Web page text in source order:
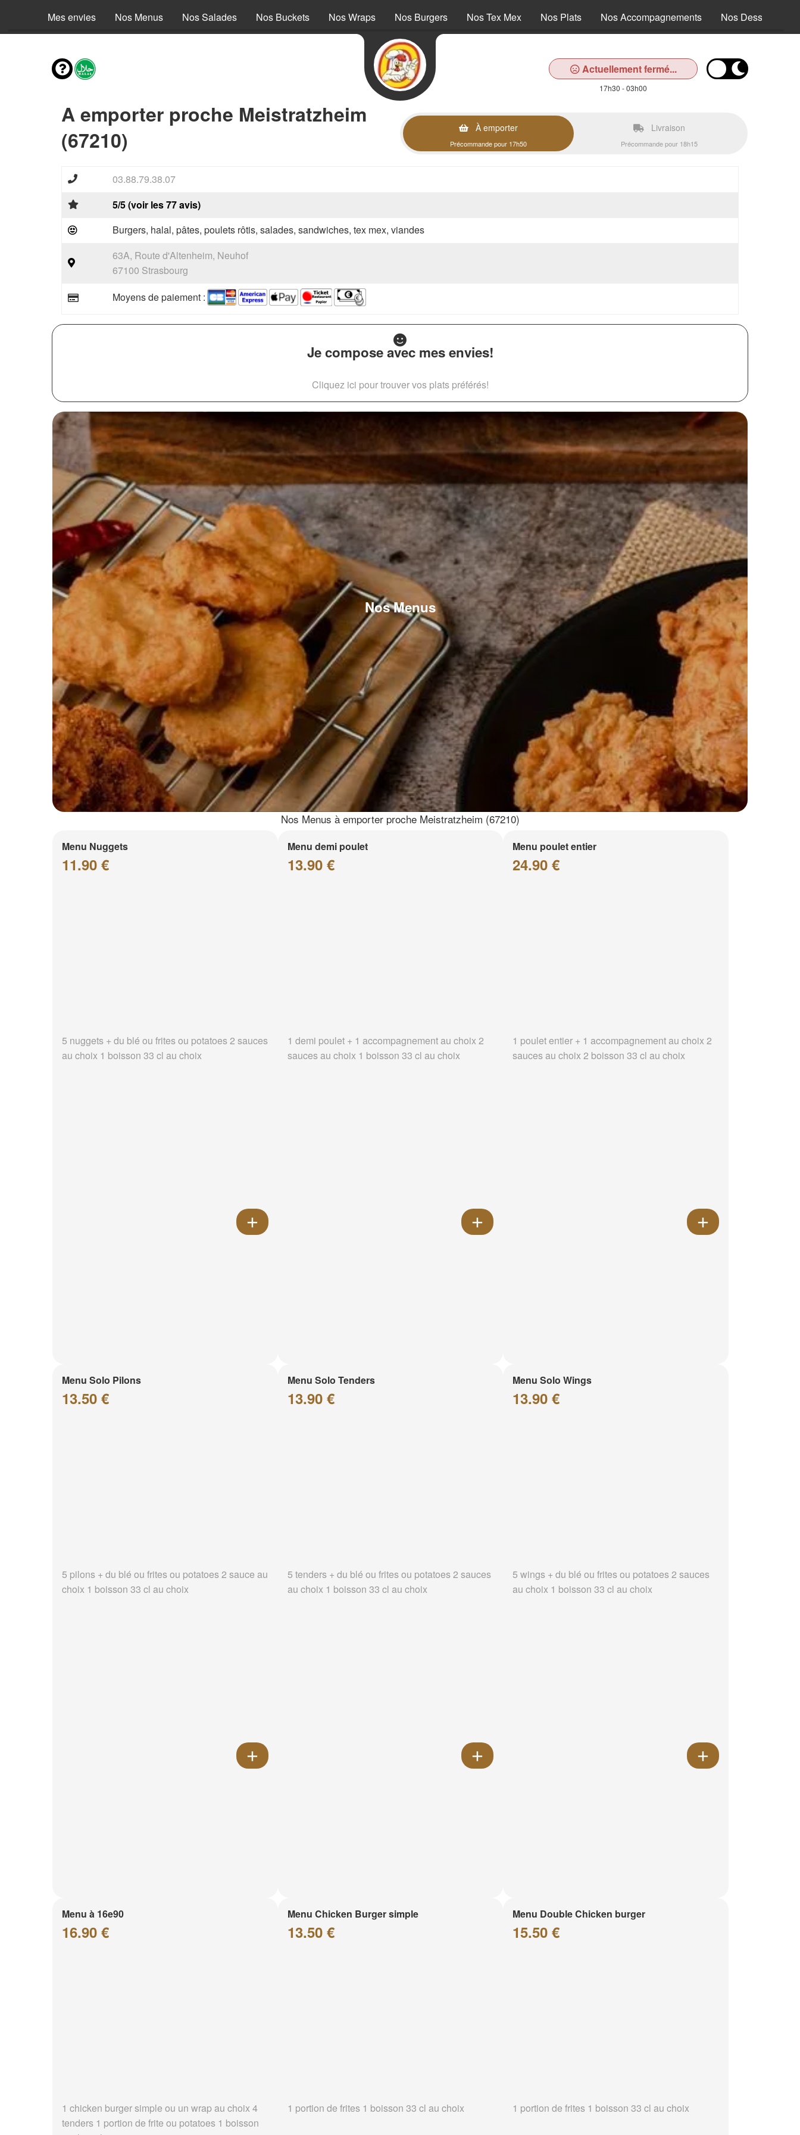
Mes envies Nos Menus Nos Salades Nos Buckets Nos Wraps Nos Burgers Nos Tex Mex Nos Plats Nos Accompagnements Nos Desserts
Actuellement fermé...
17h30 - 03h00
A emporter proche Meistratzheim
(67210)
À emporter
Précommande pour 17h50
Livraison
Précommande pour 18h15
03.88.79.38.07
5/5 (voir les 77 avis)
Burgers, halal, pâtes, poulets rôtis, salades, sandwiches, tex mex, viandes
63A, Route d'Altenheim, Neuhof
67100 Strasbourg
Moyens de paiement :
Je compose avec mes envies!
Cliquez ici pour trouver vos plats préférés!
Nos Menus
Nos Menus à emporter proche Meistratzheim (67210)
Menu Nuggets
11.90 €
5 nuggets + du blé ou frites ou potatoes 2 sauces
au choix 1 boisson 33 cl au choix
Menu demi poulet
13.90 €
1 demi poulet + 1 accompagnement au choix 2
sauces au choix 1 boisson 33 cl au choix
Menu poulet entier
24.90 €
1 poulet entier + 1 accompagnement au choix 2
sauces au choix 2 boisson 33 cl au choix
Menu Solo Pilons
13.50 €
5 pilons + du blé ou frites ou potatoes 2 sauce au
choix 1 boisson 33 cl au choix
Menu Solo Tenders
13.90 €
5 tenders + du blé ou frites ou potatoes 2 sauces
au choix 1 boisson 33 cl au choix
Menu Solo Wings
13.90 €
5 wings + du blé ou frites ou potatoes 2 sauces
au choix 1 boisson 33 cl au choix
Menu à 16e90
16.90 €
1 chicken burger simple ou un wrap au choix 4
tenders 1 portion de frite ou potatoes 1 boisson
Menu Chicken Burger simple
13.50 €
1 portion de frites 1 boisson 33 cl au choix
Menu Double Chicken burger
15.50 €
1 portion de frites 1 boisson 33 cl au choix